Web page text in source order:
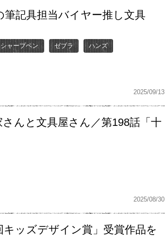
筆記具担当バイヤー推し文具
シャープペン ゼブラ ハンズ
2025/09/13
さんと文具屋さん／第198話「十
2025/08/30
キッズデザイン賞」受賞作品を